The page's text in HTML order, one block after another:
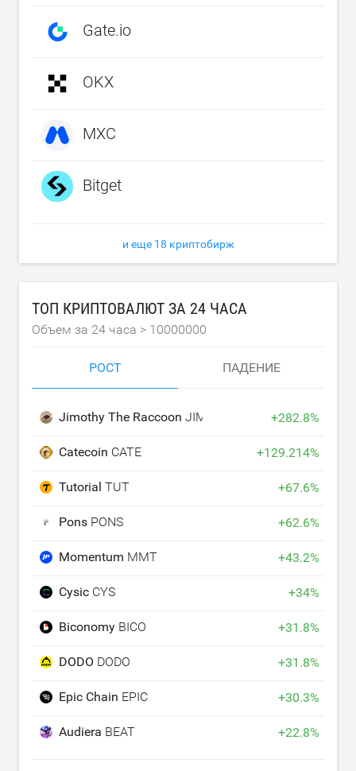
Gate.io
OKX
MXC
Bitget
и еще 18 криптобирж
ТОП КРИПТОВАЛЮТ ЗА 24 ЧАСА
Объем за 24 часа > 10000000
РОСТ ПАДЕНИЕ
Jimothy The Raccoon JIMOTHY +282.8%
Catecoin CATE +129.214%
Tutorial TUT +67.6%
Pons PONS +62.6%
Momentum MMT +43.2%
Cysic CYS +34%
Biconomy BICO +31.8%
DODO DODO +31.8%
Epic Chain EPIC +30.3%
Audiera BEAT +22.8%